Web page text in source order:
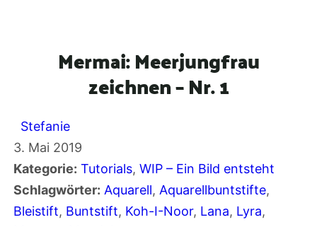
Mermai: Meerjungfrau
zeichnen – Nr. 1
Stefanie
3. Mai 2019
Kategorie: Tutorials, WIP – Ein Bild entsteht
Schlagwörter: Aquarell, Aquarellbuntstifte
Bleistift, Buntstift, Koh-I-Noor, Lana, Lyra